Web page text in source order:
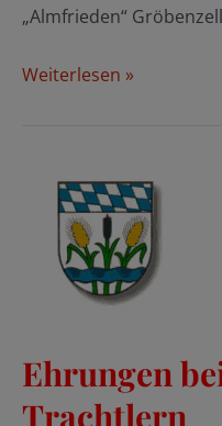
„Almfrieden“
100
Gröbenzell
Weiterlesen »
Ehrungen
Trachtlern